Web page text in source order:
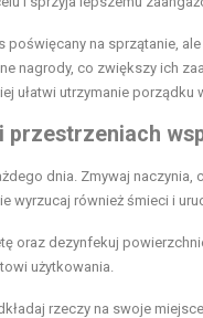
poświęcany na sprzątanie,
nagrody, co zwiększy ich
ułatwi utrzymanie porządku
przestrzeniach
dnia. Zmywaj naczynia,
wyrzucaj również śmieci i
oraz dezynfekuj
użytkowania.
rzeczy na swoje